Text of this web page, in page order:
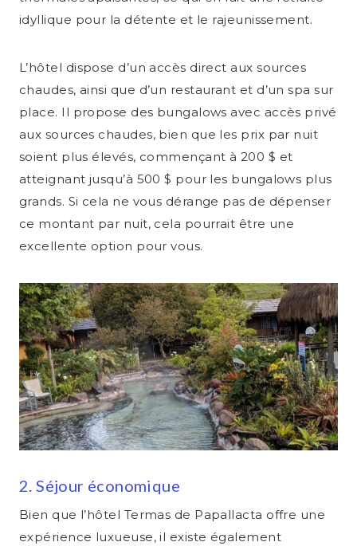
idyllique pour la détente et le rajeunissement.
L’hôtel dispose d’un accès direct aux sources
chaudes, ainsi que d’un restaurant et d’un spa sur
place. Il propose des bungalows avec accès privé
aux sources chaudes, bien que les prix par nuit
soient plus élevés, commençant à 200 $ et
atteignant jusqu’à 500 $ pour les bungalows plus
grands. Si cela ne vous dérange pas de dépenser
ce montant par nuit, cela pourrait être une
excellente option pour vous.
2. Séjour économique
Bien que l’hôtel Termas de Papallacta offre une
expérience luxueuse, il existe également